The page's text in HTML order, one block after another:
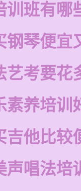
训班有哪
钢琴便宜
艺考要花
素养培训
吉他比较
声唱法培